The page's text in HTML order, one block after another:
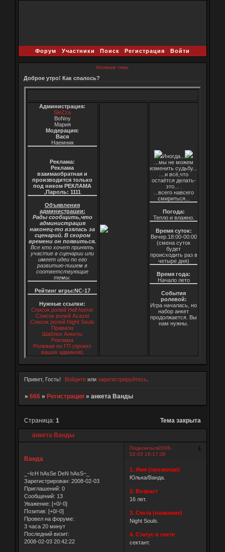
Форум Участники Поиск Регистрация Войти
Активные темы
Доброе утро! Как спалось?
Администрация:
SleZza
BoNny
Мария
Модерация:
Вася
Наемник
Реклама:
Реклама
взаимаобратная и
производится только
под ником РЕКЛАМА
,Пароль: 1111
Объявления
администрации:
Рады сообщить,что
администрация
наконец-то взялась за
сценарий. В скором
времени он появиться.
Все кто хочет принять
участие в сценарии или
имеет идеи по его
развитию-пишем в
соответствующие
темы.
Рейтинг игры:NC-17
Нужные ссылки:
Список ролей Hell horror
Список ролей Azazel
Список ролей Night Souls
Правила
Шаблон Анкеты
Реклама
Ролевая по ГП (проект
ваших админов)
Иногда...
...мы не можем
изменить судьбу...
....и всё,что
остаётся делать-
это... .
...всего навсего
смириться...
Погода:
Тепло и влажно.
Время суток:
Вечер.18:00-00:00
(смена суток
будет
происходить раз в
четыре дня)
Время года:
Начало лето
События
ролевой:
Игра началась, но
набор анкет
продолжается. Вы
нам нужны.
Привет, Гость! Войдите илизарегистрируйтесь
» 666 » Регистрация » анкета Ванды
анкета Ванды
Страница: 1 Тема закрыта
Поделиться 1
2008-
02-03 16:17:36
Ванда
_~IcH hAsSe DeN hAsS~_
Зарегистрирован: 2008-02-03
Приглашений: 0
Сообщений: 13
Уважение: [+0/-0]
Позитив: [+0/-0]
Провел на форуме:
3 часа 20 минут
Последний визит:
2008-02-03 20:42:22
1. Имя (прозвище)
Юлька/Ванда.
2. Возраст
16 лет.
3. Секта (название)
Night Souls.
4. Статус в секте
сектант.